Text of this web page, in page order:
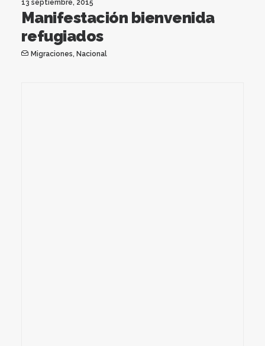
13 septiembre, 2015
Manifestación bienvenida
refugiados
Migraciones, Nacional